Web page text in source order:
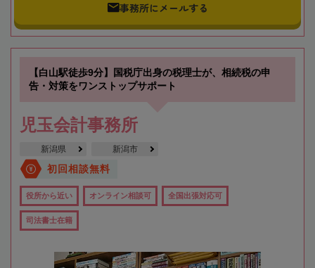
事務所にメールする
【白山駅徒歩9分】国税庁出身の税理士が、相続税の申
告・対策をワンストップサポート
児玉会計事務所
新潟県 新潟市
初回相談無料
役所から近い オンライン相談可 全国出張対応可
司法書士在籍